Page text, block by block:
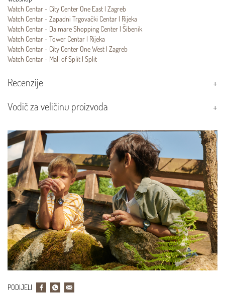
Watch Centar - City Center One East | Zagreb
Watch Centar - Zapadni Trgovački Centar | Rijeka
Watch Centar - Dalmare Shopping Center | Šibenik
Watch Centar - Tower Centar | Rijeka
Watch Centar - City Center One West | Zagreb
Watch Centar - Mall of Split | Split
Recenzije
Vodič za veličinu proizvoda
PODIJELI